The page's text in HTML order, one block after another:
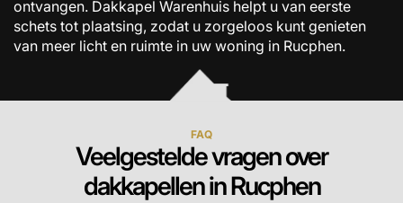
ontvangen. Dakkapel Warenhuis helpt u van eerste
schets tot plaatsing, zodat u zorgeloos kunt genieten
van meer licht en ruimte in uw woning in Rucphen.
FAQ
Veelgestelde vragen over
dakkapellen in Rucphen